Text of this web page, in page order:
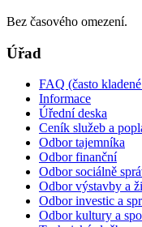
Bez časového omezení.
Úřad
FAQ (často
Informace
Úřední deska
Ceník služeb a
Odbor tajemníka
Odbor finanční
Odbor sociálně
Odbor výstavby a
Odbor investic a
Odbor kultury a